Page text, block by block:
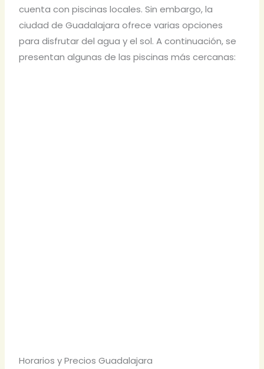
cuenta con piscinas locales. Sin embargo, la
ciudad de Guadalajara ofrece varias opciones
para disfrutar del agua y el sol. A continuación, se
presentan algunas de las piscinas más cercanas:
Horarios y Precios Guadalajara